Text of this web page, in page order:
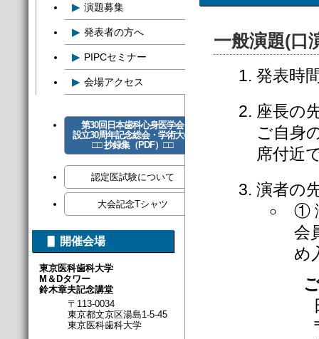
▶ 演題募集
▶ 発表者の方へ
▶ PIPCセミナー
▶ 会場アクセス
第30回日本歯科心身医学会
設立30周年記念総会・学術大会
□□ 抄録集（PDF）□□
認定医試験について
大会記念Tシャツ
▋ 開催会場
東京医科歯科大学
M＆Dタワー
鈴木章夫記念講堂
〒113-0034
東京都文京区湯島1-5-45
東京医科歯科大学
一般演題(口
発表時
座長の
ご自身
席付近
演者の
①
会
め